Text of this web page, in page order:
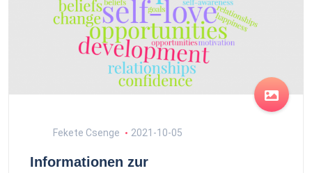
Fekete Csenge 2021-10-05
Informationen zur